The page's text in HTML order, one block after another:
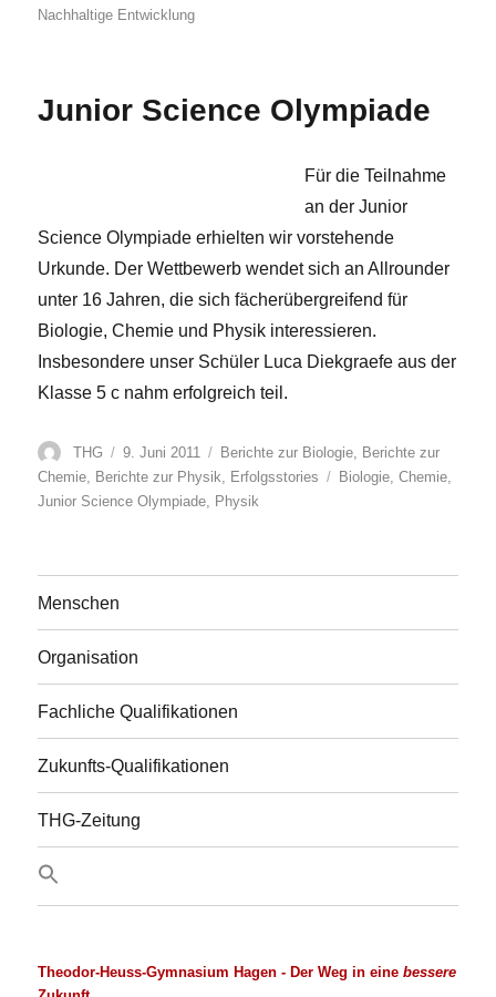
am
Nachhaltige Entwicklung
Junior Science Olympiade
Für die Teilnahme
an der Junior
Science Olympiade erhielten wir vorstehende
Urkunde. Der Wettbewerb wendet sich an Allrounder
unter 16 Jahren, die sich fächerübergreifend für
Biologie, Chemie und Physik interessieren.
Insbesondere unser Schüler Luca Diekgraefe aus der
Klasse 5 c nahm erfolgreich teil.
Autor
THG
Veröffentlicht
am
9. Juni 2011 Kategorien
Berichte zur Biologie, Berichte zur
Chemie, Berichte zur Physik, Erfolgsstories Schlagwörter
Biologie,Chemie,
Junior Science Olympiade, Physik
Menschen
Organisation
Fachliche Qualifikationen
Zukunfts-Qualifikationen
THG-Zeitung
Theodor-Heuss-Gymnasium Hagen - Der Weg in einebessere